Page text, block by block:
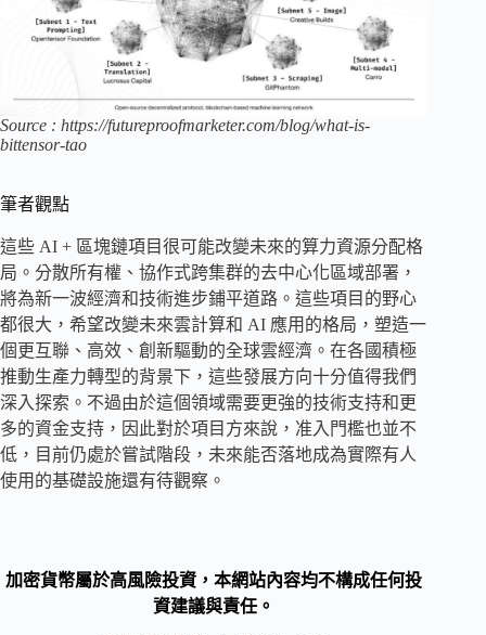
Source : https://futureproofmarketer.com/blog/what-is-
bittensor-tao
筆者觀點
這些 AI + 區塊鏈項目很可能改變未來的算力資源分配格
局。分散所有權、協作式跨集群的去中心化區域部署，
將為新一波經濟和技術進步鋪平道路。這些項目的野心
都很大，希望改變未來雲計算和 AI 應用的格局，塑造一
個更互聯、高效、創新驅動的全球雲經濟。在各國積極
推動生產力轉型的背景下，這些發展方向十分值得我們
深入探索。不過由於這個領域需要更強的技術支持和更
多的資金支持，因此對於項目方來說，准入門檻也並不
低，目前仍處於嘗試階段，未來能否落地成為實際有人
使用的基礎設施還有待觀察。
加密貨幣屬於高風險投資，本網站內容均不構成任何投
資建議與責任。